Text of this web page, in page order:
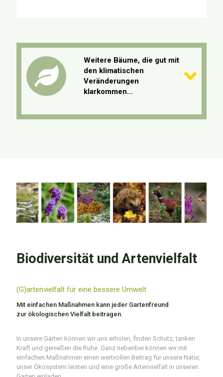
Weitere Bäume, die gut mit
den klimatischen
Veränderungen
klarkommen...
Biodiversität und Artenvielfalt
(G)artenvielfalt für eine bessere Umwelt
Mit einfachen Maßnahmen kann jeder Gartenfreund
zur ökologischen Vielfalt beitragen.
In unsere Gärten können wir uns erholen, finden Schutz, tanken
Kraft und genießen die Ruhe. Ganz nebenbei können wir mit
einfachen Maßnahmen einen wertvollen Beitrag für unsere Natur,
unser Ökosystem leisten und eine große Artenvielfalt in unseren